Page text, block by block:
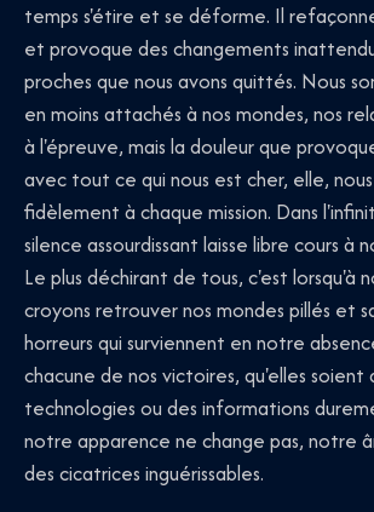
temps s'étire et se déforme. Il
et provoque des changements
proches que nous avons quittés. Nous
en moins attachés à nos mondes, nos
à l'épreuve, mais la douleur que
avec tout ce qui nous est cher, elle,
fidèlement à chaque mission. Dans
silence assourdissant laisse libre cours à
Le plus déchirant de tous, c'est lorsqu'à
croyons retrouver nos mondes pillés et
horreurs qui surviennent en notre
chacune de nos victoires, qu'elles soient
technologies ou des informations
notre apparence ne change pas, notre
des cicatrices inguérissables.